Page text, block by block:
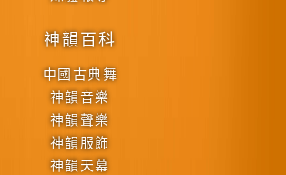
神韻百科
中國古典舞
神韻音樂
神韻聲樂
神韻服飾
神韻天幕